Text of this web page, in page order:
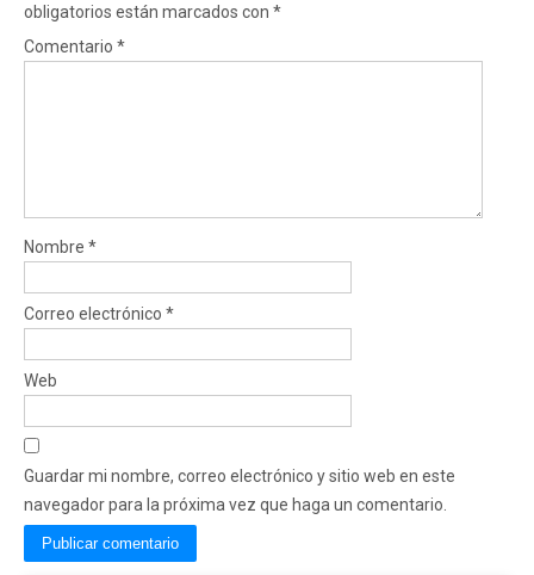
obligatorios están marcados con *
Comentario *
Nombre *
Correo electrónico *
Web
Guardar mi nombre, correo electrónico y sitio web en este
navegador para la próxima vez que haga un comentario.